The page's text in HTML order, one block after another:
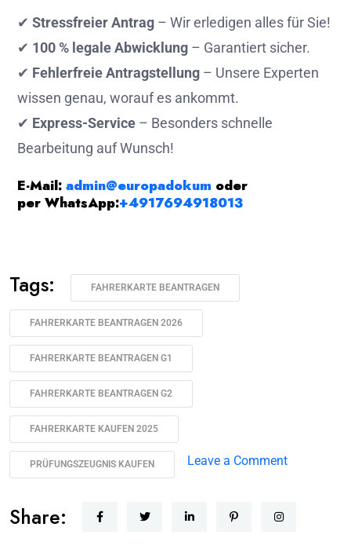
✔ Stressfreier Antrag – Wir erledigen alles für Sie!
✔ 100 % legale Abwicklung – Garantiert sicher.
✔ Fehlerfreie Antragstellung – Unsere Experten
wissen genau, worauf es ankommt.
✔ Express-Service – Besonders schnelle
Bearbeitung auf Wunsch!
E-Mail: admin@europadokum oder
per WhatsApp:+4917694918013
Tags: FAHRERKARTE BEANTRAGEN
FAHRERKARTE BEANTRAGEN 2026
FAHRERKARTE BEANTRAGEN G1
FAHRERKARTE BEANTRAGEN G2
FAHRERKARTE KAUFEN 2025
PRÜFUNGSZEUGNIS KAUFEN Leave a Comment
Share: